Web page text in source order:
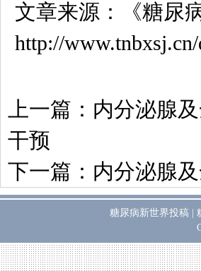
文章来源：
《糖尿
http://
上一篇： 内分泌腺
干预
下一篇： 内分泌腺
糖尿病新世界投稿 |